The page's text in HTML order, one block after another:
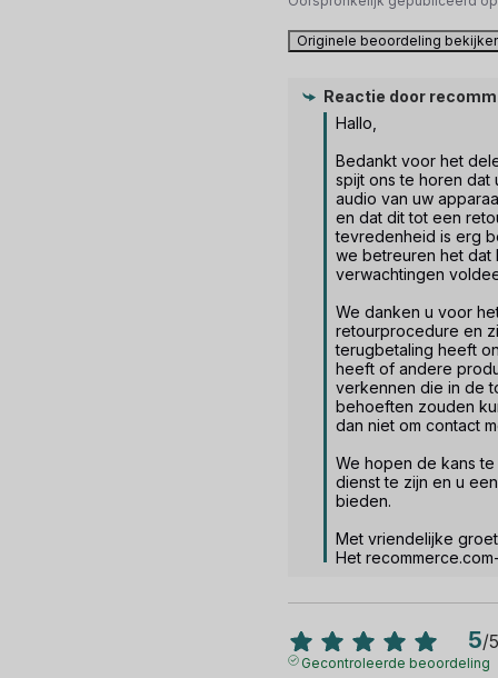
Originele beoordeling
Reactie door
Hallo,
Bedankt voor het
spijt ons te horen dat
audio van uw
en dat dit tot een
tevredenheid is erg
we betreuren het dat
verwachtingen
We danken u voor
retourprocedure en
terugbetaling heeft
heeft of andere
verkennen die in de
behoeften zouden
dan niet om contact
We hopen de kans
dienst te zijn en u
bieden.
Met vriendelijke
Het
5/5
Gecontroleerde beoordeling